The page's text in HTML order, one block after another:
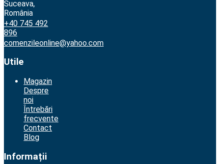
Suceava,
România
+40 745 492
896
comenzileonline@yahoo.com
Utile
Magazin
Despre
noi
Întrebări
frecvente
Contact
Blog
Informații